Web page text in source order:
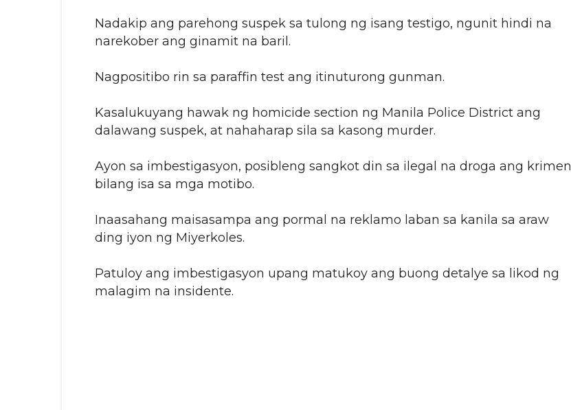
Nadakip ang parehong suspek sa tulong ng isang testigo, ngunit hindi na
narekober ang ginamit na baril.
Nagpositibo rin sa paraffin test ang itinuturong gunman.
Kasalukuyang hawak ng homicide section ng Manila Police District ang
dalawang suspek, at nahaharap sila sa kasong murder.
Ayon sa imbestigasyon, posibleng sangkot din sa ilegal na droga ang krimen
bilang isa sa mga motibo.
Inaasahang maisasampa ang pormal na reklamo laban sa kanila sa araw
ding iyon ng Miyerkoles.
Patuloy ang imbestigasyon upang matukoy ang buong detalye sa likod ng
malagim na insidente.